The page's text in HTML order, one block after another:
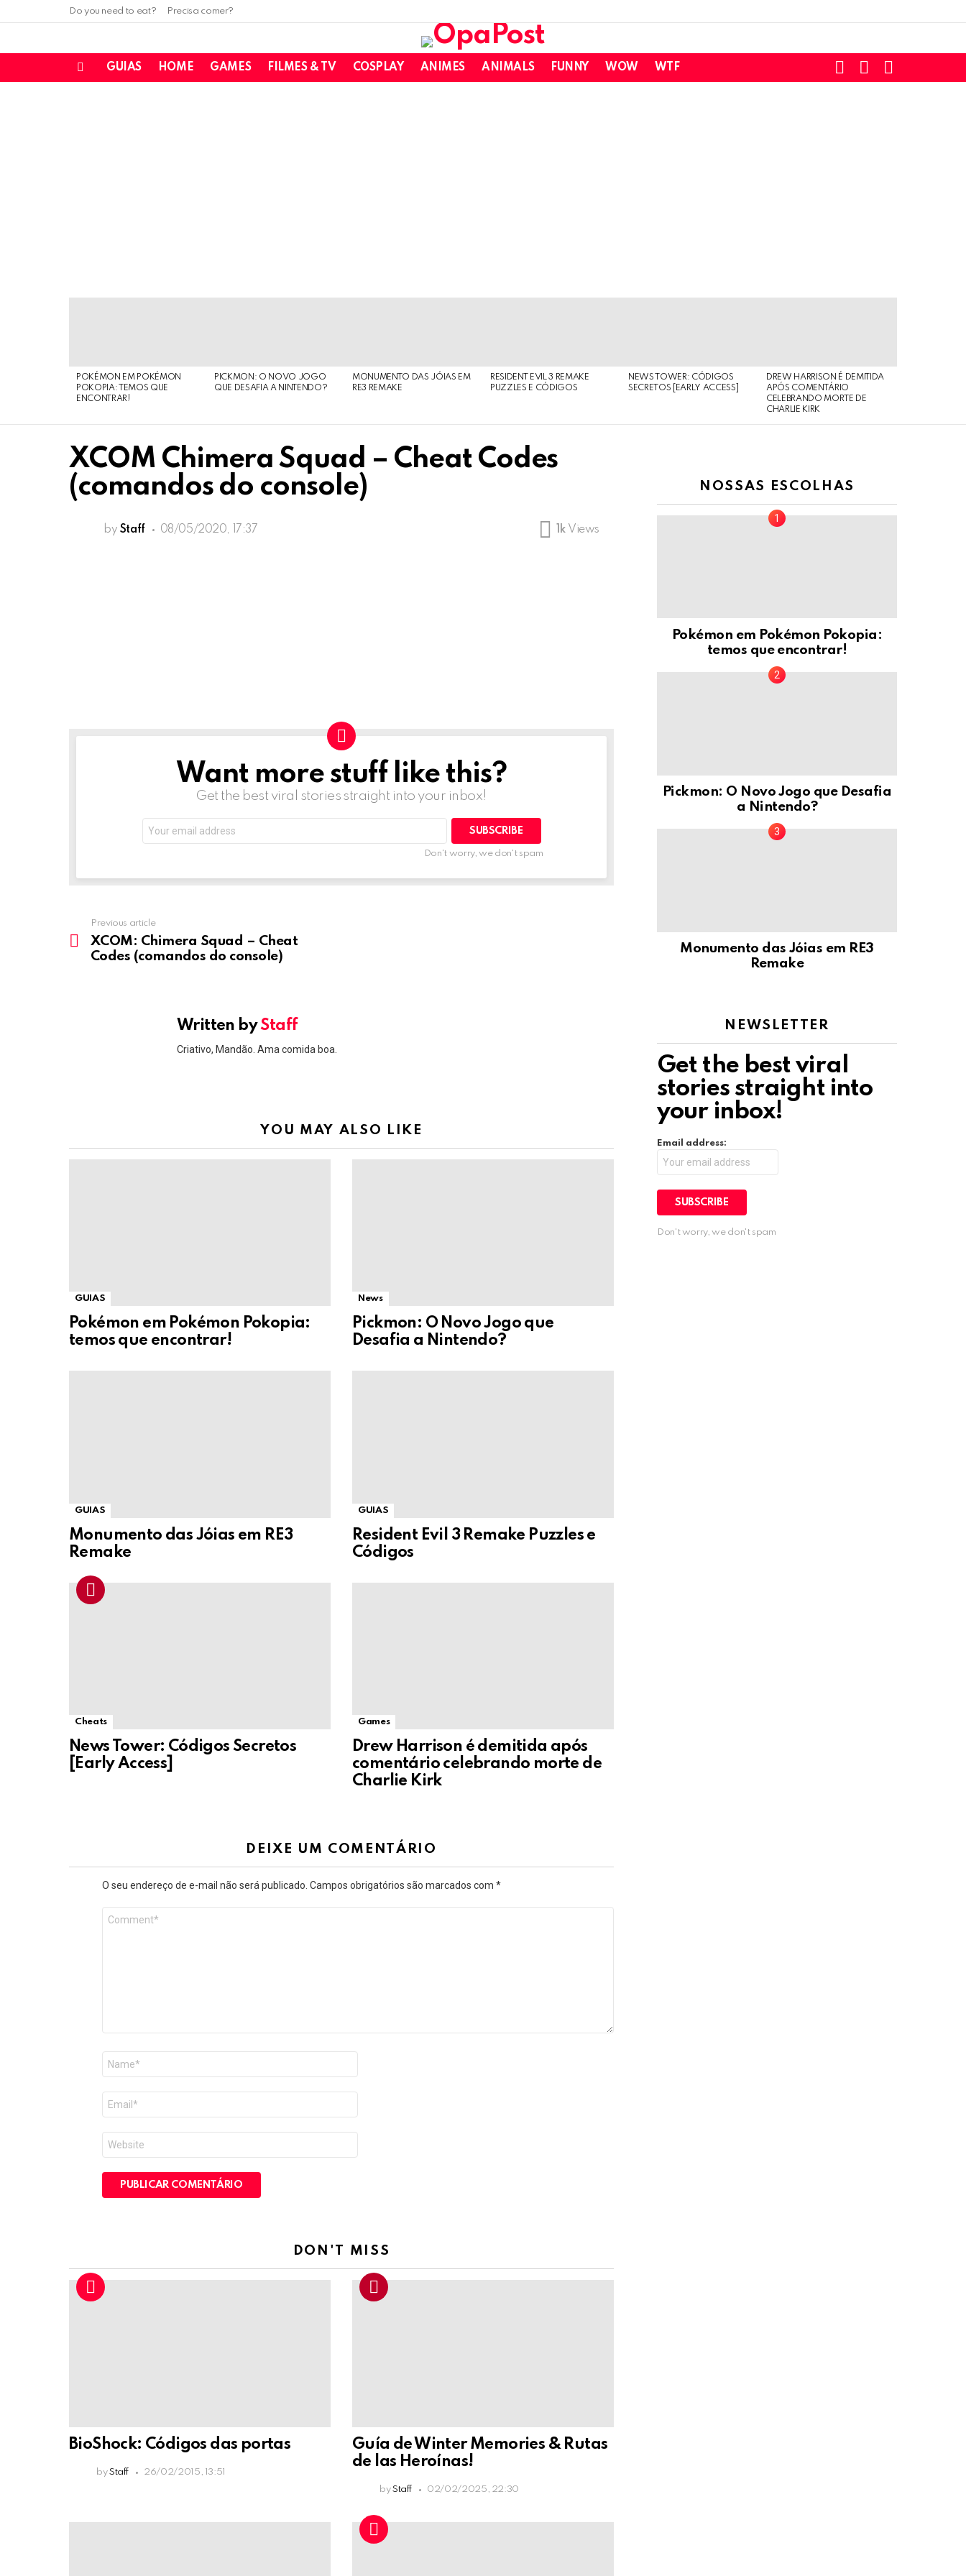
Do you need to eat? Precisa comer?
GUIAS HOME GAMES FILMES & TV COSPLAY ANIMES ANIMALS FUNNY WOW WTF
SWITCH
SKIN
SEARCH
POKÉMON EM POKÉMON
POKOPIA: TEMOS QUE
ENCONTRAR!
PICKMON: O NOVO JOGO
QUE DESAFIA A NINTENDO?
MONUMENTO DAS JÓIAS EM
RE3 REMAKE
RESIDENT EVIL 3 REMAKE
PUZZLES E CÓDIGOS
NEWS TOWER: CÓDIGOS
SECRETOS [EARLY ACCESS]
DREW HARRISON É DEMITIDA
APÓS COMENTÁRIO
CELEBRANDO MORTE DE
CHARLIE KIRK
XCOM Chimera Squad – Cheat Codes
(comandos do console)
by Staff 08/05/2020, 17:37 1k Views
NEWSLETTERWant more stuff like this?
Get the best viral stories straight into your inbox!
address:
Don't worry, we don't spam
more
Previous article
XCOM: Chimera Squad – Cheat
Codes (comandos do console)
Written byStaff
Criativo, Mandão. Ama comida boa.
YOU MAY ALSO LIKE
GUIAS
Pokémon em Pokémon Pokopia:
temos que encontrar!
News
Pickmon: O Novo Jogo que
Desafia a Nintendo?
GUIAS
Monumento das Jóias em RE3
Remake
GUIAS
Resident Evil 3 Remake Puzzles e
Códigos
Cheats
News Tower: Códigos Secretos
[Early Access]
Games
Drew Harrison é demitida após
comentário celebrando morte de
Charlie Kirk
DEIXE UM COMENTÁRIO
O seu endereço de e-mail não será publicado. Campos obrigatórios são marcados com *
mail
*
DON'T MISS
BioShock: Códigos das portas
by Staff 26/02/2015, 13:51
Guía de Winter Memories & Rutas
de las Heroínas!
by Staff 02/02/2025, 22:30
NOSSAS ESCOLHAS
Pokémon em Pokémon Pokopia:
temos que encontrar!
Pickmon: O Novo Jogo que Desafia
a Nintendo?
Monumento das Jóias em RE3
Remake
NEWSLETTER
Get the best viral
stories straight into
your inbox!
Email address:
Don't worry, we don't spam